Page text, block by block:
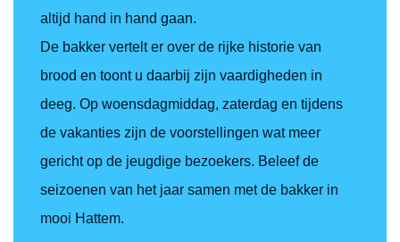
altijd hand in hand gaan.
De bakker vertelt er over de rijke historie van
brood en toont u daarbij zijn vaardigheden in
deeg. Op woensdagmiddag, zaterdag en tijdens
de vakanties zijn de voorstellingen wat meer
gericht op de jeugdige bezoekers. Beleef de
seizoenen van het jaar samen met de bakker in
mooi Hattem.